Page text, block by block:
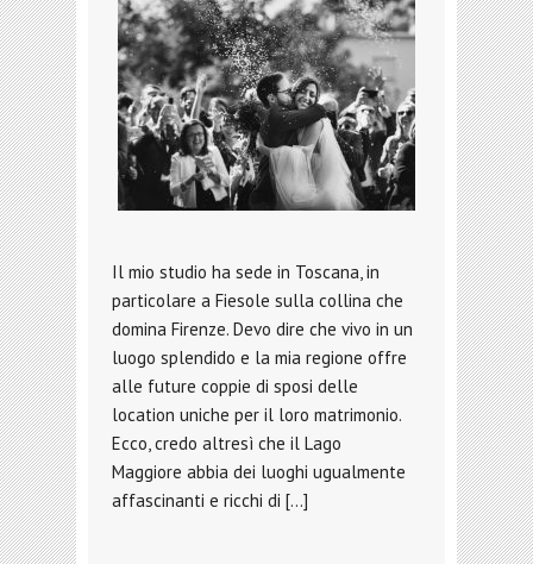
Il mio studio ha sede in Toscana, in
particolare a Fiesole sulla collina che
domina Firenze. Devo dire che vivo in un
luogo splendido e la mia regione offre
alle future coppie di sposi delle
location uniche per il loro matrimonio.
Ecco, credo altresì che il Lago
Maggiore abbia dei luoghi ugualmente
affascinanti e ricchi di […]